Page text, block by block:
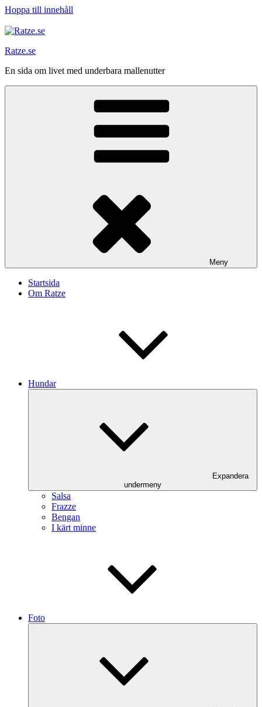
Hoppa till innehåll
Ratze.se
En sida om livet med underbara mallenutter
Meny
Startsida
Om Ratze
Hundar
Expandera
undermeny
Salsa
Frazze
Bengan
I kärt minne
Foto